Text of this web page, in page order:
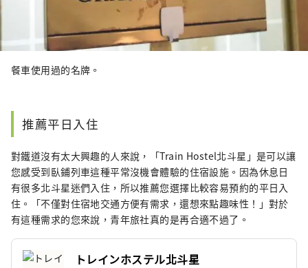
餐車使用過的名牌。
推薦平日入住
對鐵道沒有太大興趣的人來說，「Train Hostel北斗星」是可以讓
您感受到臥鋪列車這種平常沒機會體驗的住宿設施。因為休息日
有很多北斗星迷們入住，所以推薦您選擇比較容易預約的平日入
住。「不僅對住宿地交通方便有需求，還想來點趣味性！」對於
有這種需求的您來說，青年旅社真的是再合適不過了。
トレインホステル北斗星